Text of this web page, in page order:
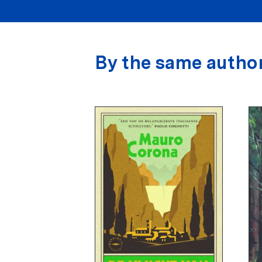
By the same